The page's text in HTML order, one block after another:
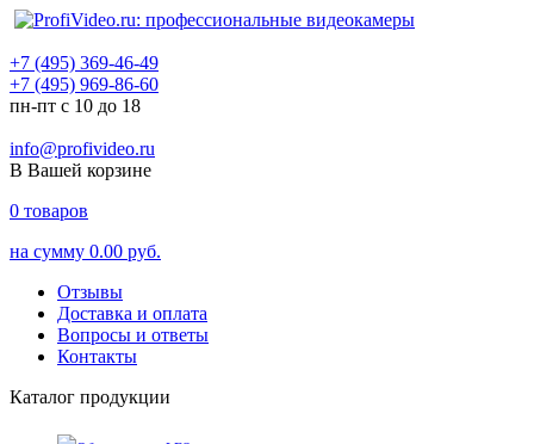
+7 (495) 369-46-49
+7 (495) 969-86-60
пн-пт с 10 до 18
info@profivideo.ru
В Вашей корзине
0 товаров
на сумму 0.00 руб.
Отзывы
Доставка и оплата
Вопросы и ответы
Контакты
Каталог продукции